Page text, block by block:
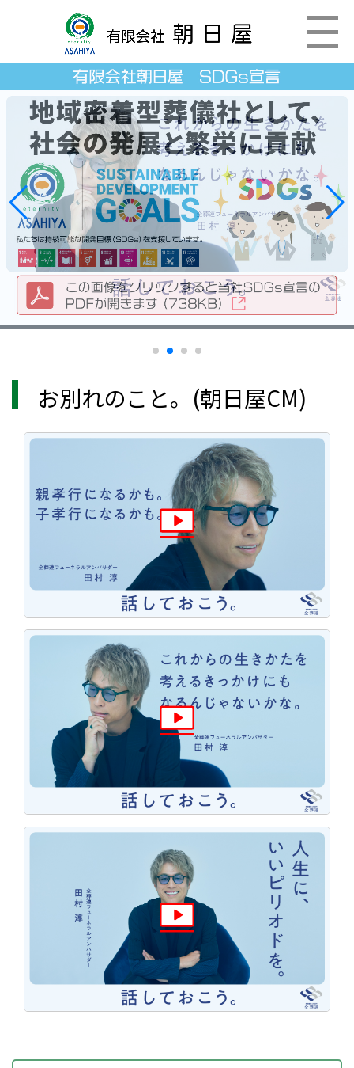
Togg
le
navig
永遠の旅立ちを、真心こめて
お別れのこと。(朝日屋CM)